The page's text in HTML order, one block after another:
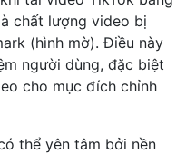
chất lượng video bị
(hình mờ). Điều này
người dùng, đặc biệt
cho mục đích chỉnh
thể yên tâm bởi nền